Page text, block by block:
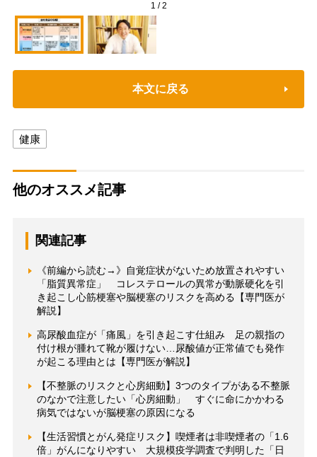
1 /2
本文に戻る
健康
他のオススメ記事
関連記事
《前編から読む→》自覚症状がないため放置されやすい
「脂質異常症」 コレステロールの異常が動脈硬化を引
き起こし心筋梗塞や脳梗塞のリスクを高める【専門医が
解説】
高尿酸血症が「痛風」を引き起こす仕組み 足の親指の
付け根が腫れて靴が履けない…尿酸値が正常値でも発作
が起こる理由とは【専門医が解説】
【不整脈のリスクと心房細動】3つのタイプがある不整脈
のなかで注意したい「心房細動」 すぐに命にかかわる
病気ではないが脳梗塞の原因になる
【生活習慣とがん発症リスク】喫煙者は非喫煙者の「1.6
倍」がんになりやすい 大規模疫学調査で判明した「日